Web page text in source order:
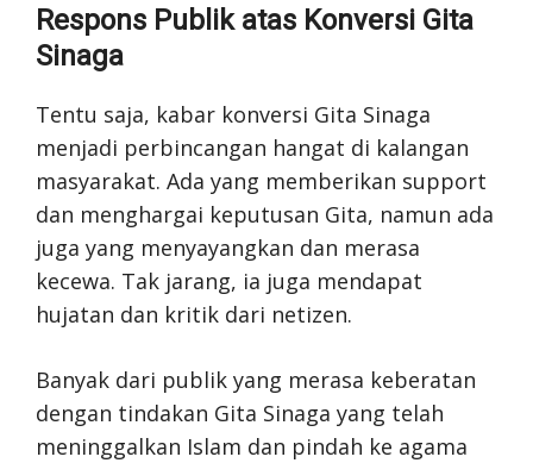
Respons Publik atas Konversi Gita
Sinaga
Tentu saja, kabar konversi Gita Sinaga
menjadi perbincangan hangat di kalangan
masyarakat. Ada yang memberikan support
dan menghargai keputusan Gita, namun ada
juga yang menyayangkan dan merasa
kecewa. Tak jarang, ia juga mendapat
hujatan dan kritik dari netizen.
Banyak dari publik yang merasa keberatan
dengan tindakan Gita Sinaga yang telah
meninggalkan Islam dan pindah ke agama